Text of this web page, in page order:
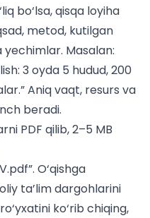
bo‘lsa, qisqa loyiha
metod, kutilgan
Masalan:
3 oyda 5 hudud, 200
Aniq vaqt, resurs va
beradi.
PDF qilib, 2–5 MB
O‘qishga
ta’lim dargohlarini
ro‘yxatini ko‘rib chiqing,